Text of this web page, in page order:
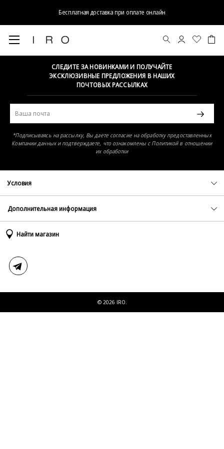
Бесплатная доставка при оплате онлайн
Элемент не найден
СЛЕДИТЕ ЗА НОВИНКАМИ И ПОЛУЧАЙТЕ
ЭКСКЛЮЗИВНЫЕ ПРЕДЛОЖЕНИЯ В НАШИХ
ПОЧТОВЫХ РАССЫЛКАХ
*Подписываясь на рассылку, Вы даете согласие на обработку предоставленных
Компании данных и подтверждаете, что ознакомлены с Политикой в отношении
их обработки
Условия
Политика конфиденциальности
Оферта
Дополнительная информация
Доставка и оплата
Таблица размеров
Найти магазин
© 2026 IRO.